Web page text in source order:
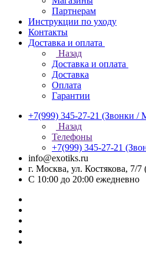
Партнерам
Инструкции по уходу
Контакты
Доставка и оплата
Назад
Доставка и оплата
Доставка
Оплата
Гарантии
+7(999) 345-27-21 (Звонки /
Назад
Телефоны
+7(999) 345-27-21
info@exotiks.ru
г. Москва, ул. Костякова, 7/7
С 10:00 до 20:00 ежедневно